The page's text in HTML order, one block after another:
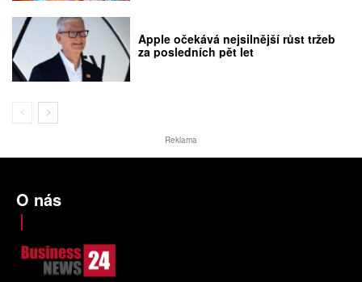
Apple očekává nejsilnější růst tržeb
za posledních pět let
Reklama
O nás